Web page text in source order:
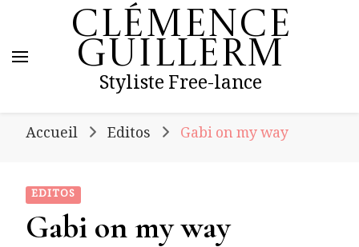
Clémence
Guillerm
Styliste Free-lance
Accueil Editos Gabi on my way
EDITOS
Gabi on my way